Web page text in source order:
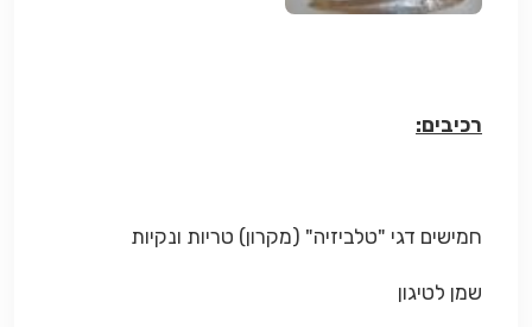
רכיבים:
חמישים דגי "טלביזיה" (מקרון) טריות ונקיות
שמן לטיגון